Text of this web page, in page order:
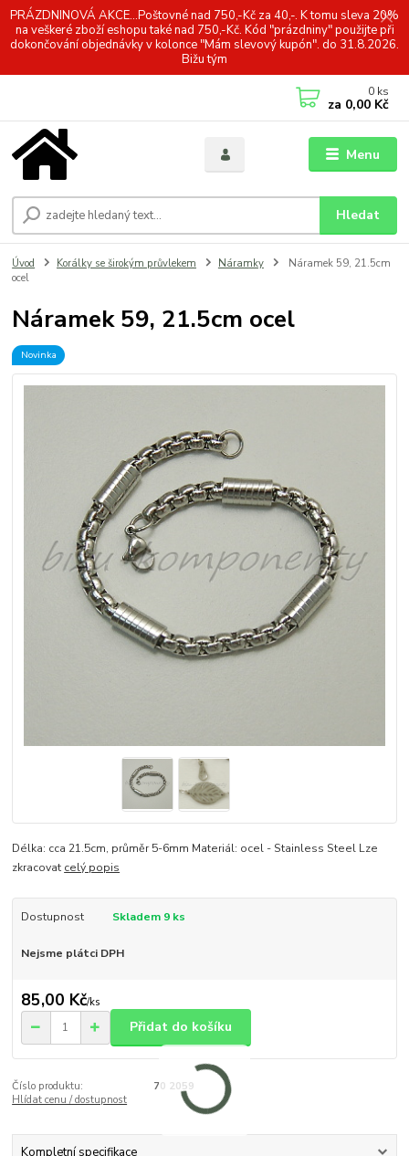
PRÁZDNINOVÁ AKCE...Poštovné nad 750,-Kč za 40,-. K tomu sleva 20%
na veškeré zboží eshopu také nad 750,-Kč. Kód "prázdniny" použijte při
dokončování objednávky v kolonce "Mám slevový kupón". do 31.8.2026.
Bižu tým
Menu
Hledat
0 ks
za 0,00 Kč
Úvod Korálky se širokým průvlekem Náramky
Náramek 59, 21.5cm
ocel
Náramek 59, 21.5cm ocel
Novinka
Délka: cca 21.5cm, průměr 5-6mm Materiál: ocel - Stainless Steel Lze
zkracovat celý popis
Dostupnost Skladem 9 ks
Nejsme plátci DPH
85,00 Kč/ks
Přidat do košíku
Číslo produktu:
70 2059
Hlídat cenu / dostupnost
Kompletní specifikace